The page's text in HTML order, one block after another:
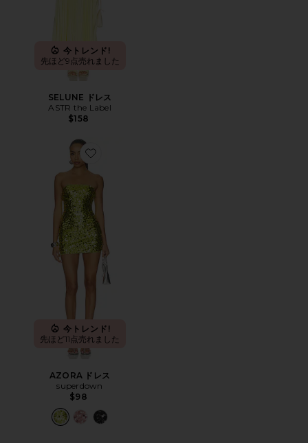
今トレンド!
先ほど9点売れました
SELUNE ドレス
ASTR the Label
$158
Favorite AZORA ドレス
今トレンド!
先ほど11点売れました
AZORA ドレス
superdown
$98